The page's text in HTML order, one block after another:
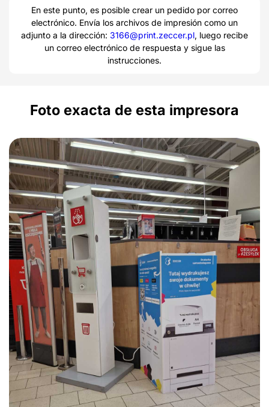
En este punto, es posible crear un pedido por correo
electrónico. Envía los archivos de impresión como un
adjunto a la dirección: 3166@print.zeccer.pl, luego recibe
un correo electrónico de respuesta y sigue las
instrucciones.
Foto exacta de esta impresora